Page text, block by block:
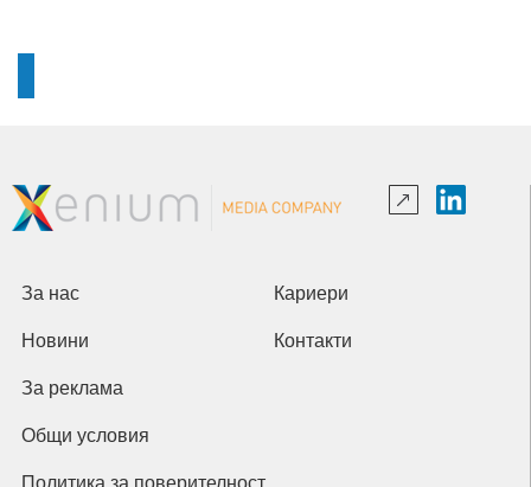
За нас Кариери
Новини Контакти
За реклама
Общи условия
Политика за поверителност